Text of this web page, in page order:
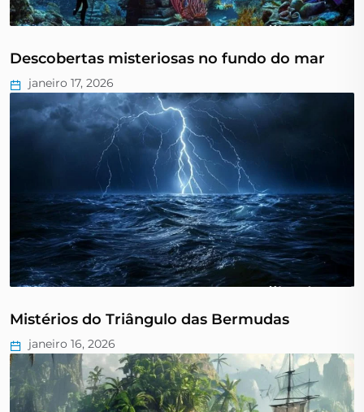
Descobertas misteriosas no fundo do mar
janeiro 17, 2026
Mistérios do Triângulo das Bermudas
janeiro 16, 2026